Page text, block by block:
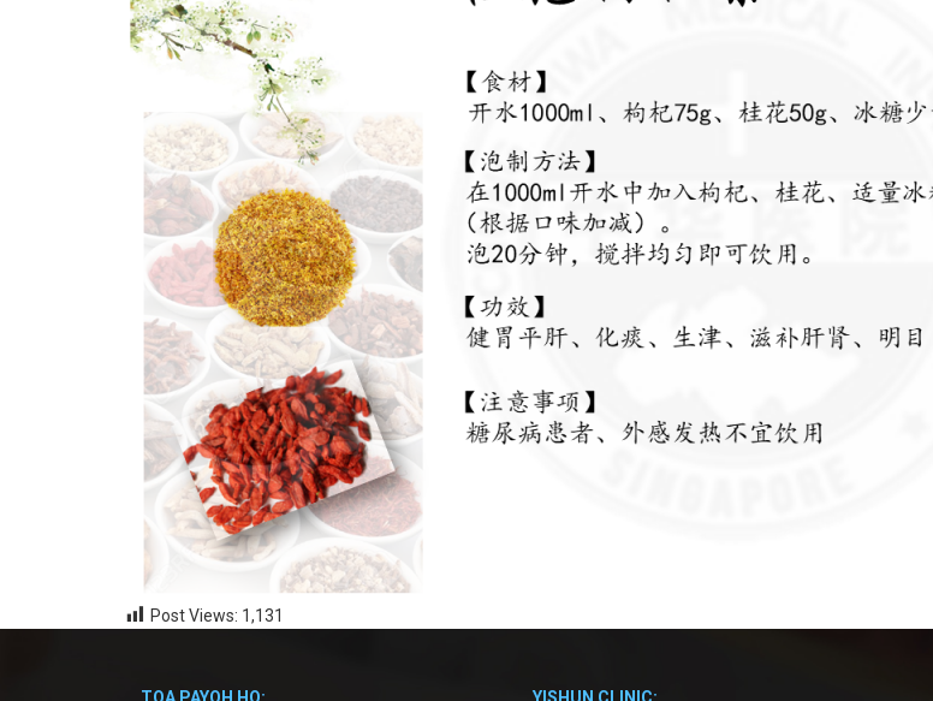
Post Views: 1,131